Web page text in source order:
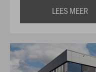
LEES MEER